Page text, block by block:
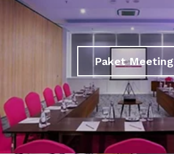
Paket Meeting